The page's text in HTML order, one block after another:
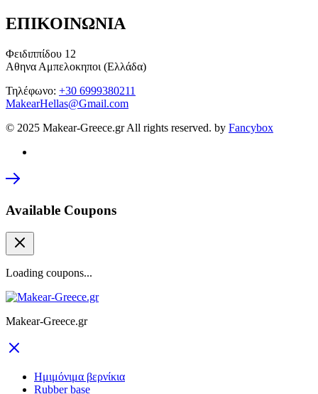
ΕΠΙΚΟΙΝΩΝΙΑ
Φειδιππίδου 12
Αθηνα Αμπελοκηποι (Ελλάδα)
Τηλέφωνο: +30 6999380211
MakearHellas@Gmail.com
© 2025 Makear-Greece.gr All rights reserved. by Fancybox
Available Coupons
Loading coupons...
Makear-Greece.gr
Ημιμόνιμα βερνίκια
Rubber base